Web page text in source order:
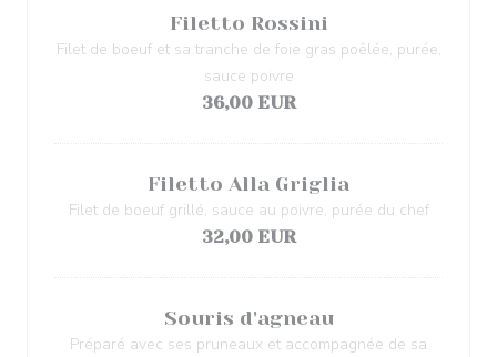
Filetto Rossini
Filet de boeuf et sa tranche de foie gras poêlée, purée,
sauce poivre
36,00 EUR
Filetto Alla Griglia
Filet de boeuf grillé, sauce au poivre, purée du chef
32,00 EUR
Souris d'agneau
Préparé avec ses pruneaux et accompagnée de sa